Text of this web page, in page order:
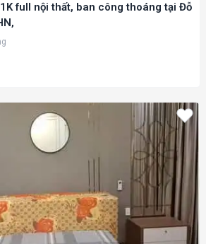
full nội thất, ban công thoáng tại Đỗ